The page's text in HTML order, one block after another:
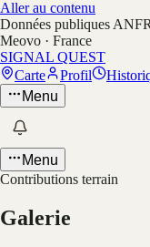
Aller au contenu
Données publiques
Meovo · France
SIGNAL QUEST
Carte
Profil
Menu
Menu
Contributions terrain
Galerie